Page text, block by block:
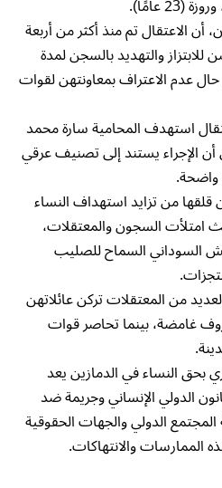
الاعتقال تم منذ أكثر من أربعة
والتهديد بالسجن لمدة
عدم الاعتراف بمعاونتهن لقوات
استهدف المحامية سارة محمد
الإجراء يستند إلى تصنيف عرقي
من تزايد استهداف النساء
امتلأت السجون والمعتقلات،
السماح للصليب
من المعتقلات تركن عائلاتهن
غامضة، بينما تحاصر قوات
بحق النساء في الدمازين يعد
الدولي الإنساني وجريمة ضد
المجتمع الدولي والجهات الحقوقية
الممارسات والانتهاكات.